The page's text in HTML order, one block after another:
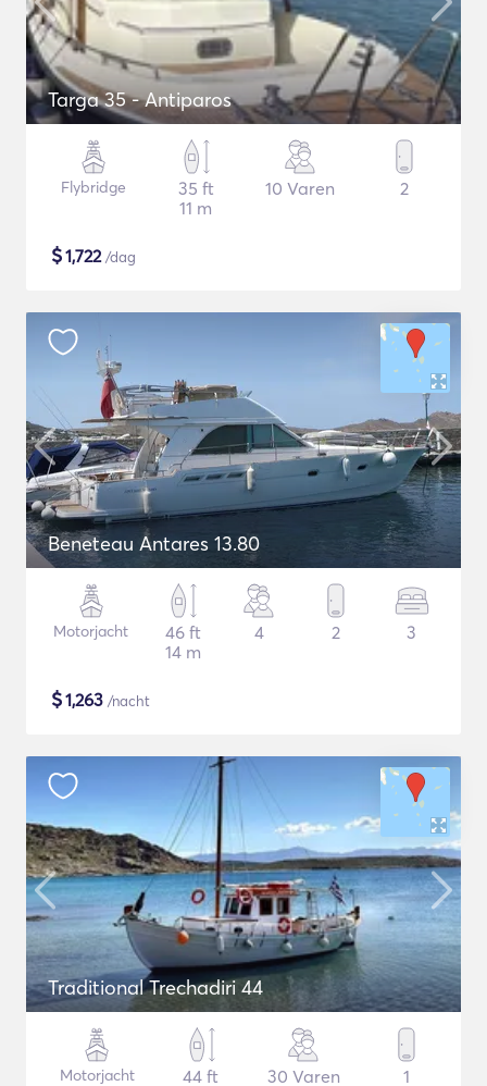
Targa 35 - Antiparos
Flybridge
35 ft
11 m
10 Varen 2
$1,722/dag
Beneteau Antares 13.80
Motorjacht
46 ft
14 m
4 2 3
$1,263 /nacht
Traditional Trechadiri 44
Motorjacht
44 ft
30 Varen 1